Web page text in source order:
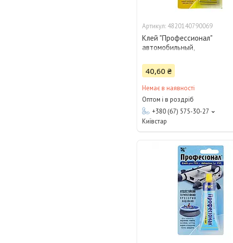
4820140790069
Клей "Профессионал"
автомобильный,
40,60 ₴
Немає в наявності
Оптом і в роздріб
+380 (67) 575-30-27
Київстар